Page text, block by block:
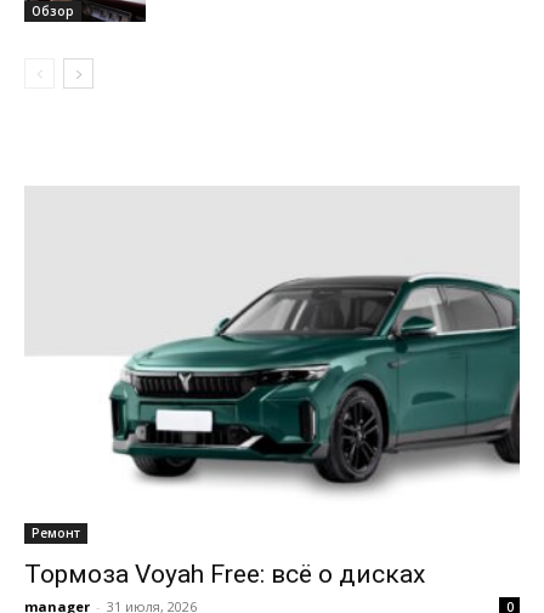
Обзор
Ремонт
Тормоза Voyah Free: всё о дисках
manager - 31 июля, 2026 0